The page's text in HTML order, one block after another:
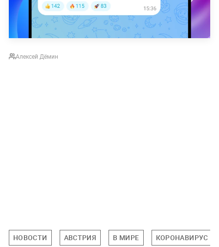
Алексей Дёмин
НОВОСТИ АВСТРИЯ В МИРЕ КОРОНАВИРУС